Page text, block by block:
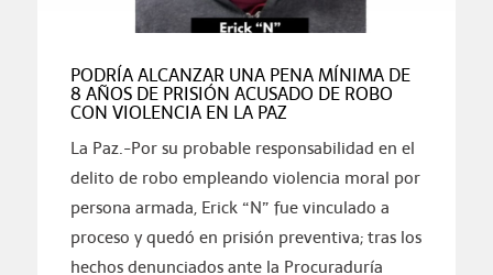
PODRÍA ALCANZAR UNA PENA MÍNIMA DE
8 AÑOS DE PRISIÓN ACUSADO DE ROBO
CON VIOLENCIA EN LA PAZ
La Paz.-Por su probable responsabilidad en el
delito de robo empleando violencia moral por
persona armada, Erick “N” fue vinculado a
proceso y quedó en prisión preventiva; tras los
hechos denunciados ante la Procuraduría